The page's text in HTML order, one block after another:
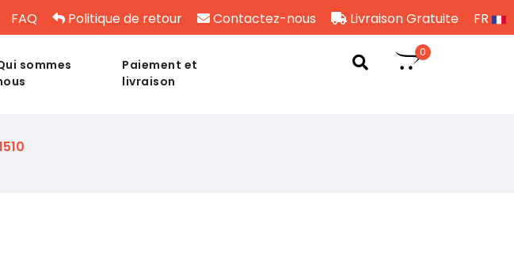
FAQ Politique de retour Contactez-nous Livraison Gratuite FR
sommes
Paiement et
livraison
0